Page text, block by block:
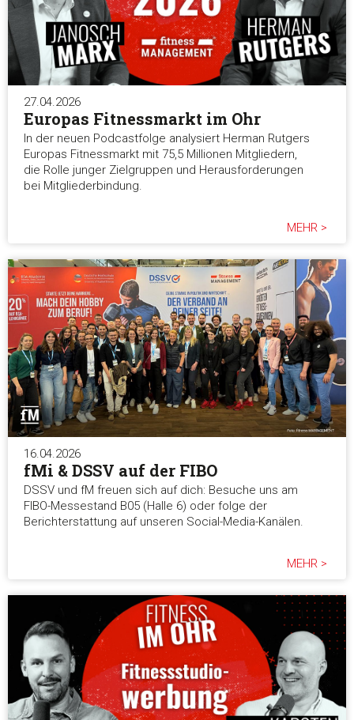
und die Zugriffe auf unsere Website zu analysieren.
geben wir Informationen zu Ihrer Verwendung unserer
unsere Partner für soziale Medien, Werbung und Analysen
Unsere Partner führen diese Informationen möglicherweise
weiteren Daten zusammen, die Sie ihnen bereitgestellt
die sie im Rahmen Ihrer Nutzung der Dienste gesammelt
Einwilligungsauswahl
Notwendig
Statistiken
Marketing
Alle akzeptieren
Auswahl erlauben
Alle ablehnen
27.04.2026
Europas Fitnessmarkt im Ohr
In der neuen Podcastfolge analysiert Herman Rutgers
Europas Fitnessmarkt mit 75,5 Millionen Mitgliedern,
die Rolle junger Zielgruppen und Herausforderungen
bei Mitgliederbindung.
MEHR >
16.04.2026
fMi & DSSV auf der FIBO
DSSV und fM freuen sich auf dich: Besuche uns am
FIBO-Messestand B05 (Halle 6) oder folge der
Berichterstattung auf unseren Social-Media-Kanälen.
MEHR >